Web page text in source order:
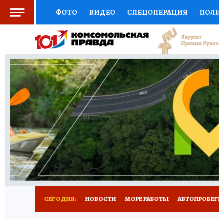
ФОТО ВИДЕО СПЕЦОПЕРАЦИЯ
СОЦПОДДЕРЖКА НАУКА СПОРТ
ВЫБОР ЭКСПЕРТОВ ДОКТОР
КНИЖНАЯ ПОЛКА ПРОГНОЗЫ НА СПОРТ
ПРЕСС-ЦЕНТР НЕДВИЖИМОСТЬ
ВСЕ О КП РАДИО КП ТЕСТЫ НОВОЕ
СЕГОДНЯ: НОВОСТИ МОРЕ РАБОТЫ